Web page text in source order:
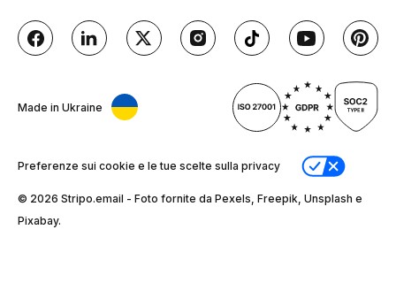
Made in Ukraine
Preferenze sui cookie e le tue scelte sulla privacy
© 2026 Stripо.email - Foto fornite da Pexels, Freepik, Unsplash e
Pixabay.